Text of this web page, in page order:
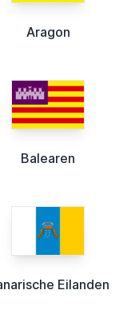
Aragon
Balearen
Eilanden